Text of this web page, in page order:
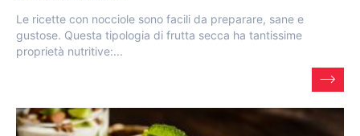
Le ricette con nocciole sono facili da preparare, sane e
gustose. Questa tipologia di frutta secca ha tantissime
proprietà nutritive:...